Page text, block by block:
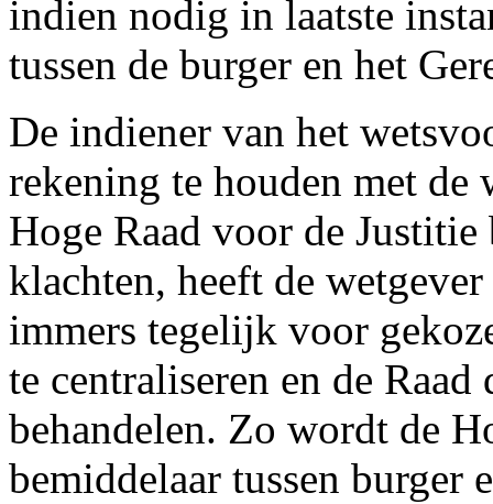
indien nodig in laatste
tussen de burger en het
De indiener van het
rekening te houden met
Hoge Raad voor de
klachten, heeft de
immers tegelijk voor
te centraliseren en de
behandelen. Zo wordt de
bemiddelaar tussen burger